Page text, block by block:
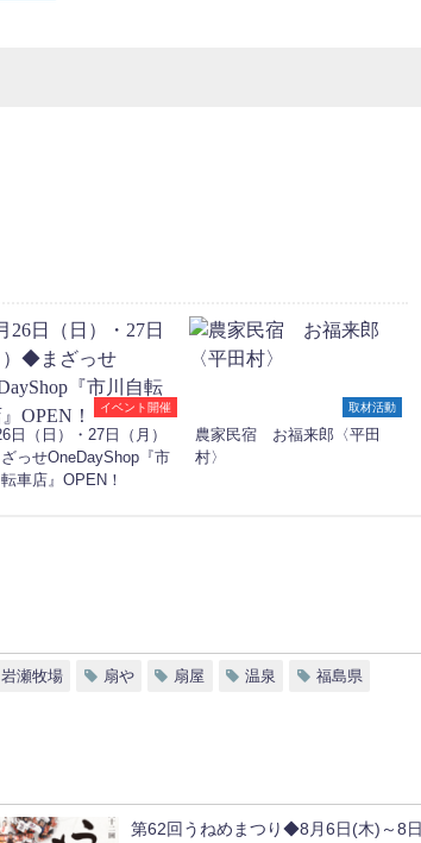
イベント開催
日（日）・27日（月）
っせOneDayShop『市
車店』OPEN！
取材活動
農家民宿 お福来郎〈平田
村〉
岩瀬牧場 扇や 扇屋 温泉 福島県
第62回うねめまつり◆8月6日(木)～8